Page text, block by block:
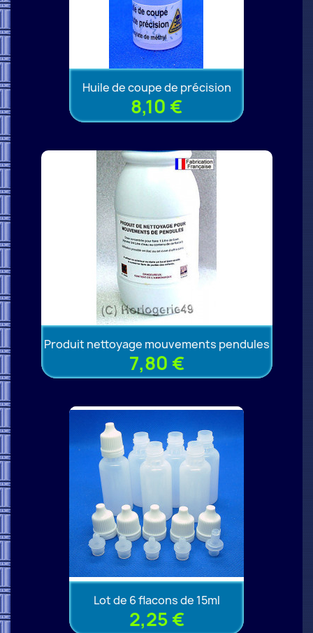
Huile de coupe de précision
8,10 €
Produit nettoyage mouvements pendules
7,80 €
Lot de 6 flacons de 15ml
2,25 €